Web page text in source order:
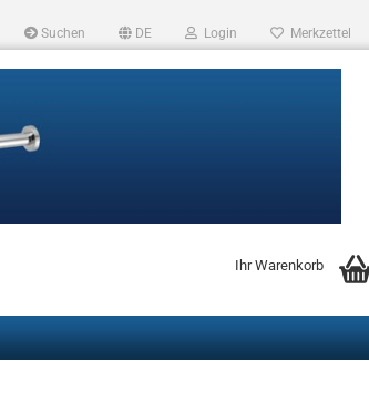
Suchen DE Login Merkzettel
Ihr Warenkorb